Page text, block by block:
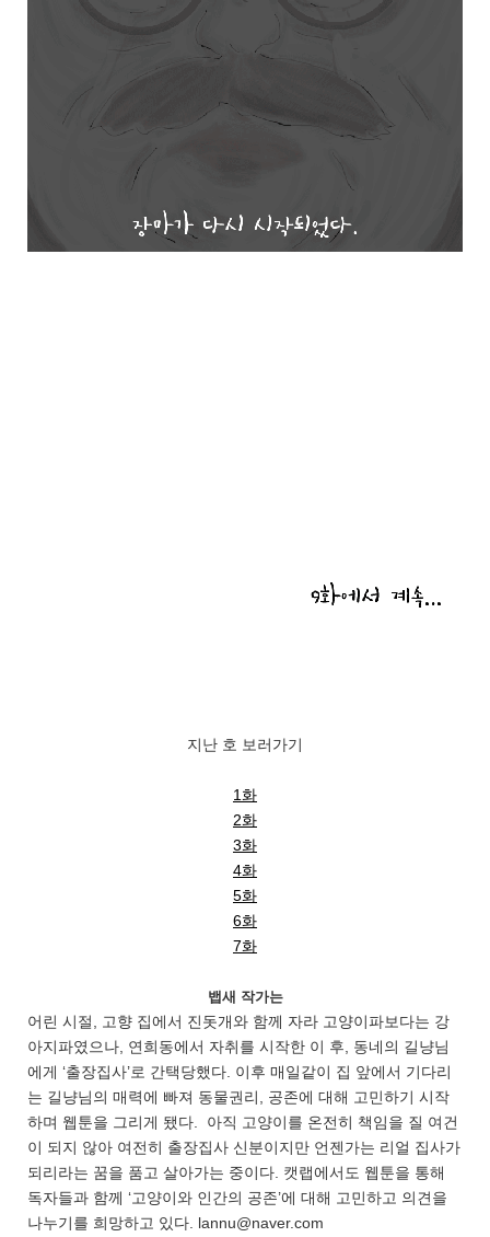
지난 호 보러가기
1화
2화
3화
4화
5화
6화
7화
뱁새 작가는
어린 시절, 고향 집에서 진돗개와 함께 자라 고양이파보다는 강
아지파였으나, 연희동에서 자취를 시작한 이 후, 동네의 길냥님
에게 ‘출장집사’로 간택당했다. 이후 매일같이 집 앞에서 기다리
는 길냥님의 매력에 빠져 동물권리, 공존에 대해 고민하기 시작
하며 웹툰을 그리게 됐다. 아직 고양이를 온전히 책임을 질 여건
이 되지 않아 여전히 출장집사 신분이지만 언젠가는 리얼 집사가
되리라는 꿈을 품고 살아가는 중이다. 캣랩에서도 웹툰을 통해
독자들과 함께 ‘고양이와 인간의 공존’에 대해 고민하고 의견을
나누기를 희망하고 있다. lannu@naver.com